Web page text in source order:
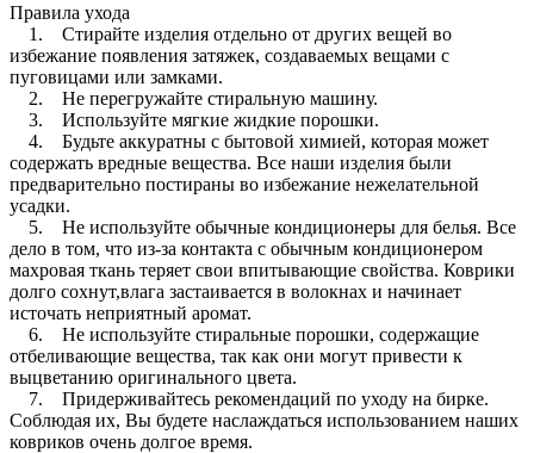
Правила ухода
1. Стирайте изделия отдельно от других вещей во
избежание появления затяжек, создаваемых вещами с
пуговицами или замками.
2. Не перегружайте стиральную машину.
3. Используйте мягкие жидкие порошки.
4. Будьте аккуратны с бытовой химией, которая может
содержать вредные вещества. Все наши изделия были
предварительно постираны во избежание нежелательной
усадки.
5. Не используйте обычные кондиционеры для белья. Все
дело в том, что из-за контакта с обычным кондиционером
махровая ткань теряет свои впитывающие свойства. Коврики
долго сохнут,влага застаивается в волокнах и начинает
источать неприятный аромат.
6. Не используйте стиральные порошки, содержащие
отбеливающие вещества, так как они могут привести к
выцветанию оригинального цвета.
7. Придерживайтесь рекомендаций по уходу на бирке.
Соблюдая их, Вы будете наслаждаться использованием наших
ковриков очень долгое время.